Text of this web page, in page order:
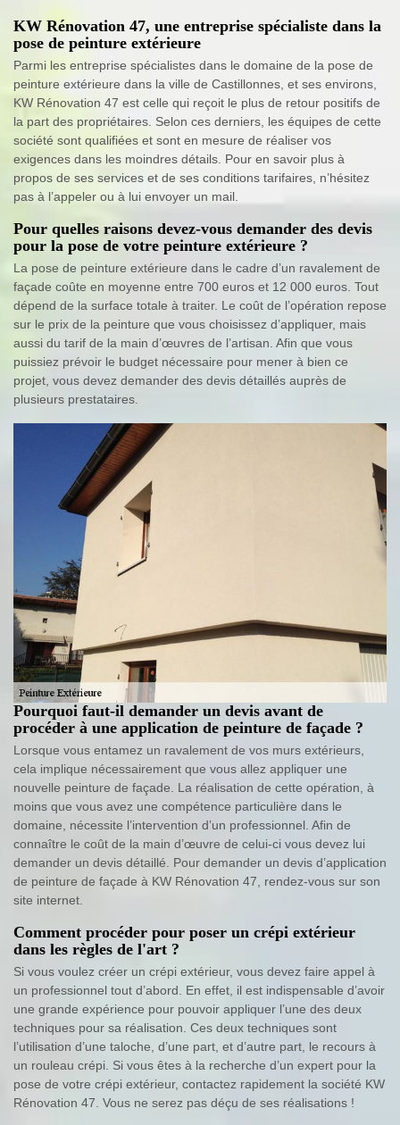
KW Rénovation 47, une entreprise spécialiste dans la
pose de peinture extérieure
Parmi les entreprise spécialistes dans le domaine de la pose de
peinture extérieure dans la ville de Castillonnes, et ses environs,
KW Rénovation 47 est celle qui reçoit le plus de retour positifs de
la part des propriétaires. Selon ces derniers, les équipes de cette
société sont qualifiées et sont en mesure de réaliser vos
exigences dans les moindres détails. Pour en savoir plus à
propos de ses services et de ses conditions tarifaires, n’hésitez
pas à l’appeler ou à lui envoyer un mail.
Pour quelles raisons devez-vous demander des devis
pour la pose de votre peinture extérieure ?
La pose de peinture extérieure dans le cadre d’un ravalement de
façade coûte en moyenne entre 700 euros et 12 000 euros. Tout
dépend de la surface totale à traiter. Le coût de l’opération repose
sur le prix de la peinture que vous choisissez d’appliquer, mais
aussi du tarif de la main d’œuvres de l’artisan. Afin que vous
puissiez prévoir le budget nécessaire pour mener à bien ce
projet, vous devez demander des devis détaillés auprès de
plusieurs prestataires.
Pourquoi faut-il demander un devis avant de
procéder à une application de peinture de façade ?
Lorsque vous entamez un ravalement de vos murs extérieurs,
cela implique nécessairement que vous allez appliquer une
nouvelle peinture de façade. La réalisation de cette opération, à
moins que vous avez une compétence particulière dans le
domaine, nécessite l’intervention d’un professionnel. Afin de
connaître le coût de la main d’œuvre de celui-ci vous devez lui
demander un devis détaillé. Pour demander un devis d’application
de peinture de façade à KW Rénovation 47, rendez-vous sur son
site internet.
Comment procéder pour poser un crépi extérieur
dans les règles de l'art ?
Si vous voulez créer un crépi extérieur, vous devez faire appel à
un professionnel tout d’abord. En effet, il est indispensable d’avoir
une grande expérience pour pouvoir appliquer l’une des deux
techniques pour sa réalisation. Ces deux techniques sont
l’utilisation d’une taloche, d’une part, et d’autre part, le recours à
un rouleau crépi. Si vous êtes à la recherche d’un expert pour la
pose de votre crépi extérieur, contactez rapidement la société KW
Rénovation 47. Vous ne serez pas déçu de ses réalisations !